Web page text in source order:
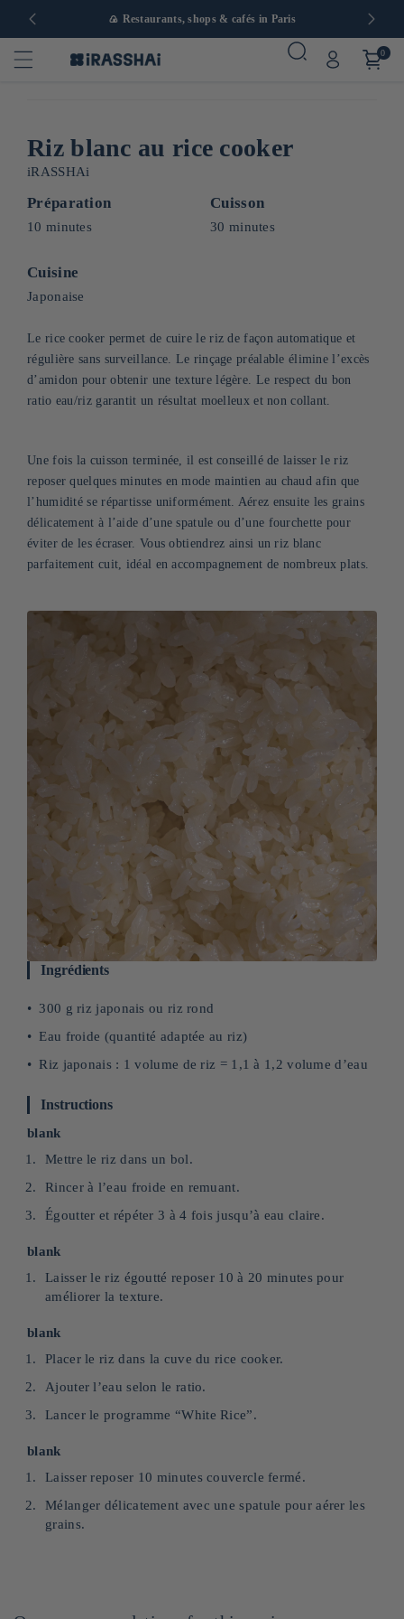
Europe 🍙 Restaurants, shops & cafés in Paris
0
Riz blanc au rice cooker
iRASSHAi
Préparation
10 minutes
Cuisson
30 minutes
Cuisine
Japonaise
Le rice cooker permet de cuire le riz de façon automatique et
régulière sans surveillance. Le rinçage préalable élimine l’excès
d’amidon pour obtenir une texture légère. Le respect du bon
ratio eau/riz garantit un résultat moelleux et non collant.
Une fois la cuisson terminée, il est conseillé de laisser le riz
reposer quelques minutes en mode maintien au chaud afin que
l’humidité se répartisse uniformément. Aérez ensuite les grains
délicatement à l’aide d’une spatule ou d’une fourchette pour
éviter de les écraser. Vous obtiendrez ainsi un riz blanc
parfaitement cuit, idéal en accompagnement de nombreux plats.
Ingrédients
300 g riz japonais ou riz rond
Eau froide (quantité adaptée au riz)
Riz japonais : 1 volume de riz = 1,1 à 1,2 volume d’eau
Instructions
blank
Mettre le riz dans un bol.
Rincer à l’eau froide en remuant.
Égoutter et répéter 3 à 4 fois jusqu’à eau claire.
blank
Laisser le riz égoutté reposer 10 à 20 minutes pour
améliorer la texture.
blank
Placer le riz dans la cuve du rice cooker.
Ajouter l’eau selon le ratio.
Lancer le programme “White Rice”.
blank
Laisser reposer 10 minutes couvercle fermé.
Mélanger délicatement avec une spatule pour aérer les
grains.